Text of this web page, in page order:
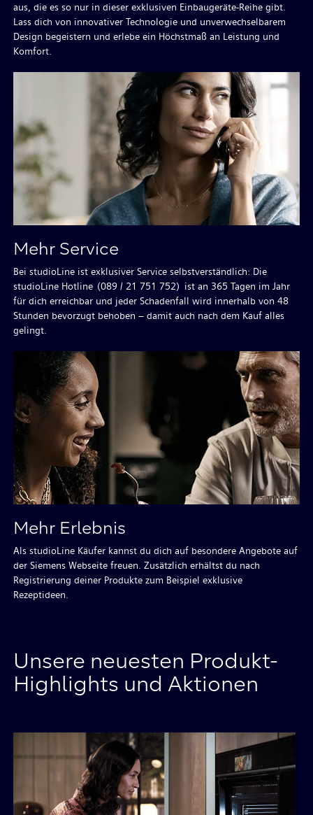
aus, die es so nur in dieser exklusiven Einbaugeräte-Reihe gibt.
Lass dich von innovativer Technologie und unverwechselbarem
Design begeistern und erlebe ein Höchstmaß an Leistung und
Komfort.
Mehr Service
Bei studioLine ist exklusiver Service selbstverständlich: Die
studioLine Hotline (089 / 21 751 752) ist an 365 Tagen im Jahr
für dich erreichbar und jeder Schadenfall wird innerhalb von 48
Stunden bevorzugt behoben – damit auch nach dem Kauf alles
gelingt.
Mehr Erlebnis
Als studioLine Käufer kannst du dich auf besondere Angebote auf
der Siemens Webseite freuen. Zusätzlich erhältst du nach
Registrierung deiner Produkte zum Beispiel exklusive
Rezeptideen.
Unsere neuesten Produkt-
Highlights und Aktionen